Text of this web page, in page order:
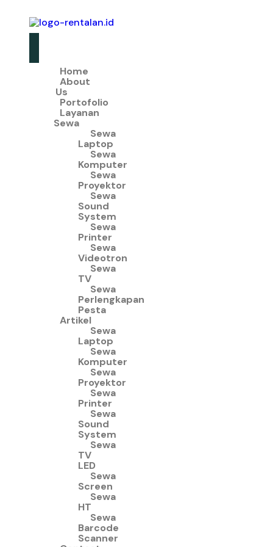
Home
About
Us
Portofolio
Layanan
Sewa
Sewa
Laptop
Sewa
Komputer
Sewa
Proyektor
Sewa
Sound
System
Sewa
Printer
Sewa
Videotron
Sewa
TV
Sewa
Perlengkapan
Pesta
Artikel
Sewa
Laptop
Sewa
Komputer
Sewa
Proyektor
Sewa
Printer
Sewa
Sound
System
Sewa
TV
LED
Sewa
Screen
Sewa
HT
Sewa
Barcode
Scanner